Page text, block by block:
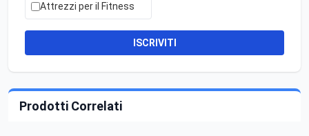
Attrezzi per il Fitness
ISCRIVITI
Prodotti Correlati